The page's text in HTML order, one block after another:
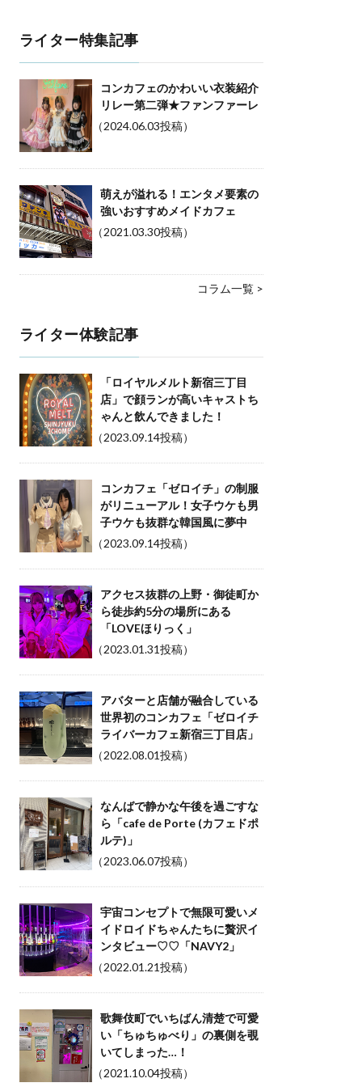
ライター特集記事
コンカフェのかわいい衣装紹介
リレー第二弾★ファンファーレ
（2024.06.03投稿）
萌えが溢れる！エンタメ要素の
強いおすすめメイドカフェ
（2021.03.30投稿）
コラム一覧 >
ライター体験記事
「ロイヤルメルト新宿三丁目
店」で顔ランが高いキャストち
ゃんと飲んできました！
（2023.09.14投稿）
コンカフェ「ゼロイチ」の制服
がリニューアル！女子ウケも男
子ウケも抜群な韓国風に夢中
（2023.09.14投稿）
アクセス抜群の上野・御徒町か
ら徒歩約5分の場所にある
「LOVEほりっく」
（2023.01.31投稿）
アバターと店舗が融合している
世界初のコンカフェ「ゼロイチ
ライバーカフェ新宿三丁目店」
（2022.08.01投稿）
なんばで静かな午後を過ごすな
ら「cafe de Porte (カフェドポ
ルテ)」
（2023.06.07投稿）
宇宙コンセプトで無限可愛いメ
イドロイドちゃんたちに贅沢イ
ンタビュー♡♡「NAVY2」
（2022.01.21投稿）
歌舞伎町でいちばん清楚で可愛
い「ちゅちゅべり」の裏側を覗
いてしまった…！
（2021.10.04投稿）